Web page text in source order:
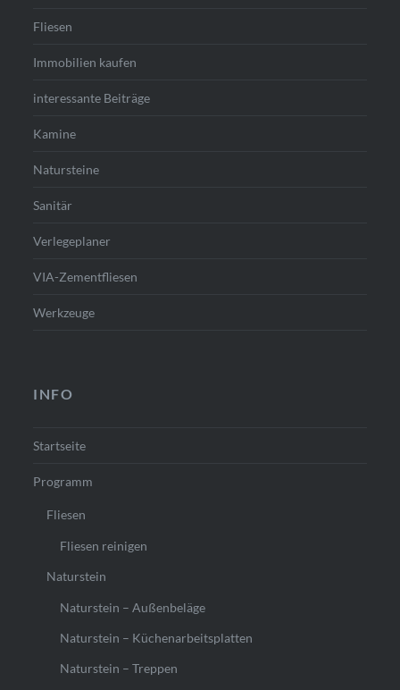
Fliesen
Immobilien kaufen
interessante Beiträge
Kamine
Natursteine
Sanitär
Verlegeplaner
VIA-Zementfliesen
Werkzeuge
INFO
Startseite
Programm
Fliesen
Fliesen reinigen
Naturstein
Naturstein – Außenbeläge
Naturstein – Küchenarbeitsplatten
Naturstein – Treppen